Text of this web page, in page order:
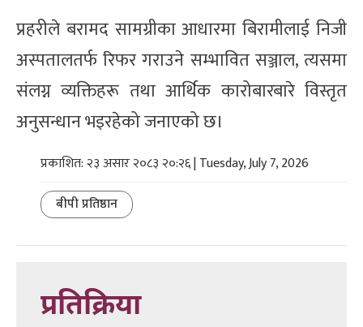
प्रहरीले बरामद सामग्रीका आधारमा बिरामीलाई निजी
अस्पतालतर्फ रिफर गराउने सम्भावित सञ्जाल, त्यसमा
संलग्न व्यक्तिहरू तथा आर्थिक कारोबारबारे विस्तृत
अनुसन्धान भइरहेको जनाएको छ।
प्रकाशित: २३ असार २०८३ २०:२६ | Tuesday, July 7, 2026
बीपी प्रतिष्ठान
प्रतिक्रिया